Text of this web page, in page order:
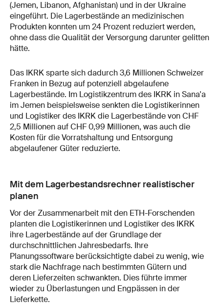
(Jemen, Libanon, Afghanistan) und in der Ukraine
eingeführt. Die Lagerbestände an medizinischen
Produkten konnten um 24 Prozent reduziert werden,
ohne dass die Qualität der Versorgung darunter gelitten
hätte.
Das IKRK sparte sich dadurch 3,6 Millionen Schweizer
Franken in Bezug auf potenziell abgelaufene
Lagerbestände. Im Logistikzentrum des IKRK in Sana'a
im Jemen beispielsweise senkten die Logistikerinnen
und Logistiker des IKRK die Lagerbestände von CHF
2,5 Millionen auf CHF 0,99 Millionen, was auch die
Kosten für die Vorratshaltung und Entsorgung
abgelaufener Güter reduzierte.
Mit dem Lagerbestandsrechner realistischer
planen
Vor der Zusammenarbeit mit den ETH-Forschenden
planten die Logistikerinnen und Logistiker des IKRK
ihre Lagerbestände auf der Grundlage der
durchschnittlichen Jahresbedarfs. Ihre
Planungssoftware berücksichtigte dabei zu wenig, wie
stark die Nachfrage nach bestimmten Gütern und
deren Lieferzeiten schwankten. Dies führte immer
wieder zu Überlastungen und Engpässen in der
Lieferkette.